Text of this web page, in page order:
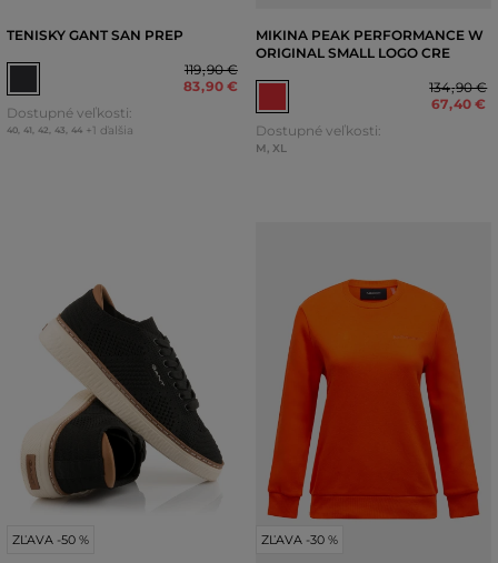
TENISKY GANT SAN PREP
119,90 €
83,90 €
Dostupné veľkosti:
40, 41, 42, 43, 44 +1 ďalšia
MIKINA PEAK PERFORMANCE W
ORIGINAL SMALL LOGO CRE
134,90 €
67,40 €
Dostupné veľkosti:
M, XL
ZĽAVA -50 % ZĽAVA -30 %